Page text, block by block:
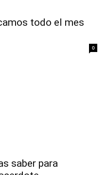
todo el mes
0
saber para